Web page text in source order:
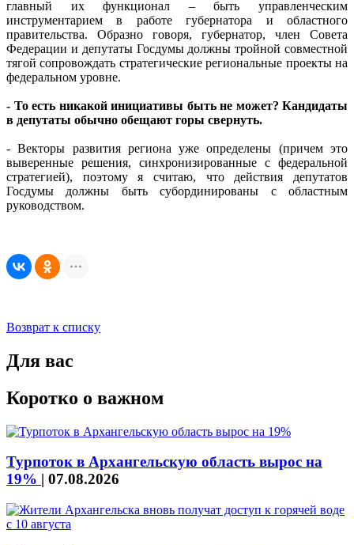
главный их функционал – быть управленческим
инструментарием в работе губернатора и областного
правительства. Образно говоря, губернатор, член Совета
Федерации и депутаты Госдумы должны тройной совместной
тягой сопровождать стратегические региональные проекты на
федеральном уровне.
- То есть никакой инициативы быть не может? Кандидаты
в депутаты обычно обещают горы свернуть.
- Векторы развития региона уже определены (причем это
выверенные решения, синхронизированные с федеральной
стратегией), поэтому я считаю, что действия депутатов
Госдумы должны быть субординированы с областным
руководством.
Возврат к списку
Для вас
Коротко о важном
Турпоток в Архангельскую область вырос на
19% | 07.08.2026